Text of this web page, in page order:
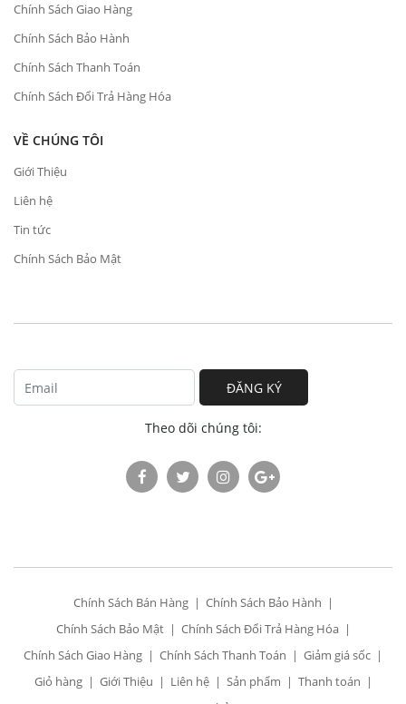
Chính Sách Giao Hàng
Chính Sách Bảo Hành
Chính Sách Thanh Toán
Chính Sách Đổi Trả Hàng Hóa
VỀ CHÚNG TÔI
Giới Thiệu
Liên hệ
Tin tức
Chính Sách Bảo Mật
ĐĂNG KÝ
Theo dõi chúng tôi:
Chính Sách Bán Hàng
Chính Sách Bảo Hành
Chính Sách Bảo Mật
Chính Sách Đổi Trả Hàng Hóa
Chính Sách Giao Hàng
Chính Sách Thanh Toán
Giảm giá sốc
Giỏ hàng
Giới Thiệu Liên hệ Sản phẩm
Thanh toán